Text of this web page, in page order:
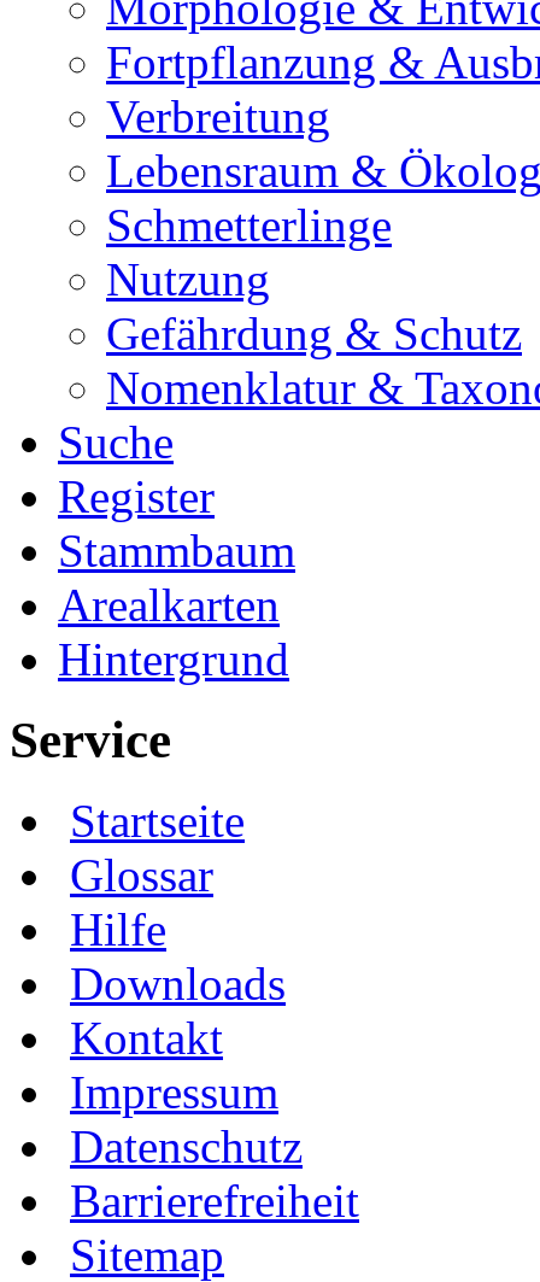
Fortpflanzung &
Verbreitung
Lebensraum &
Schmetterlinge
Nutzung
Gefährdung & Schutz
Nomenklatur &
Suche
Register
Stammbaum
Arealkarten
Hintergrund
Service
Startseite
Glossar
Hilfe
Downloads
Kontakt
Impressum
Datenschutz
Barrierefreiheit
Sitemap